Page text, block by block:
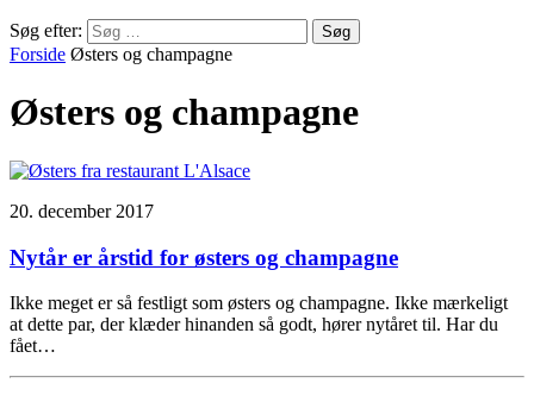
Søg efter:
Forside Østers og champagne
Østers og champagne
20. december 2017
Nytår er årstid for østers og champagne
Ikke meget er så festligt som østers og champagne. Ikke mærkeligt
at dette par, der klæder hinanden så godt, hører nytåret til. Har du
fået…